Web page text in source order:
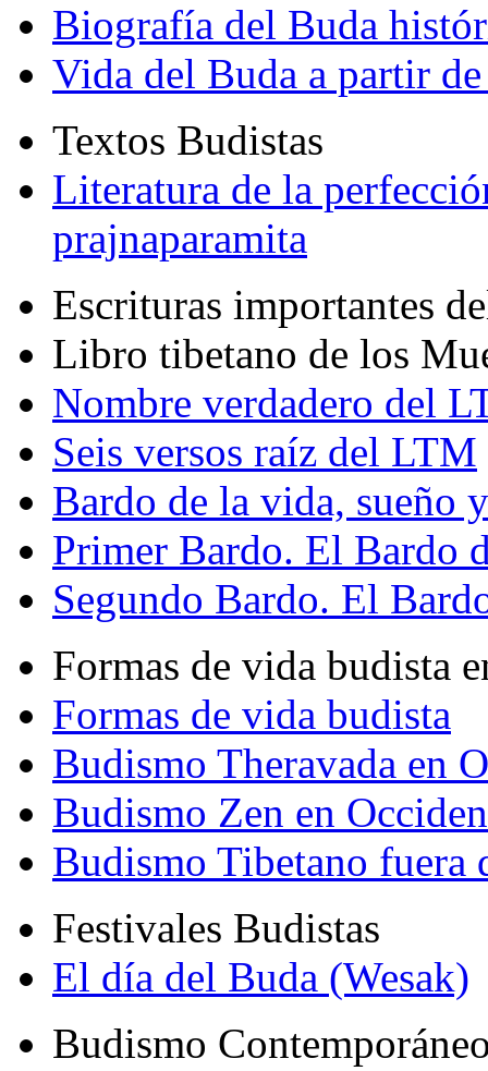
Biografía del Buda
Vida del Buda a partir de
Textos Budistas
Literatura de la
prajnaparamita
Escrituras importantes
Libro tibetano de los
Nombre verdadero del
Seis versos raíz del LTM
Bardo de la vida, sueño
Primer Bardo. El Bardo
Segundo Bardo. El
Formas de vida budista
Formas de vida budista
Budismo Theravada en
Budismo Zen en
Budismo Tibetano fuera
Festivales Budistas
El día del Buda (Wesak)
Budismo